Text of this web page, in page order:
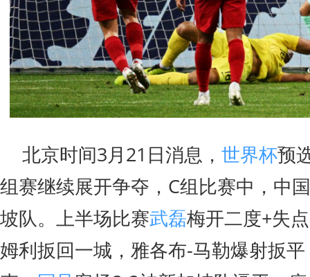
北京时间3月21日消息， 世界杯预
组赛继续展开争夺，C组比赛中，中
坡队。上半场比赛武磊梅开二度+失
姆利扳回一城，雅各布-马勒爆射扳